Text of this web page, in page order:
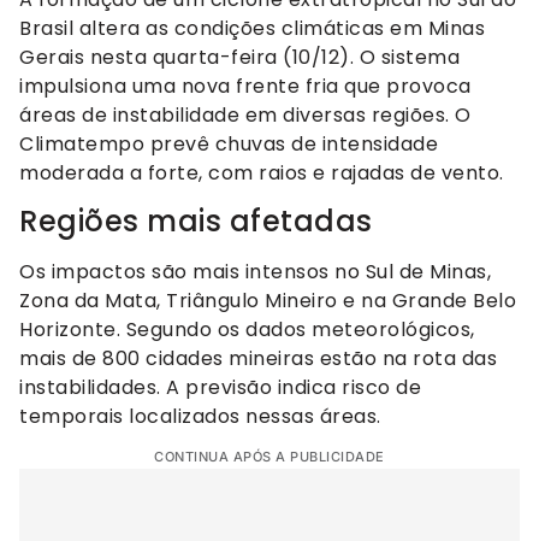
Brasil altera as condições climáticas em Minas
Gerais nesta quarta-feira (10/12). O sistema
impulsiona uma nova frente fria que provoca
áreas de instabilidade em diversas regiões. O
Climatempo prevê chuvas de intensidade
moderada a forte, com raios e rajadas de vento.
Regiões mais afetadas
Os impactos são mais intensos no Sul de Minas,
Zona da Mata, Triângulo Mineiro e na Grande Belo
Horizonte. Segundo os dados meteorológicos,
mais de 800 cidades mineiras estão na rota das
instabilidades. A previsão indica risco de
temporais localizados nessas áreas.
CONTINUA APÓS A PUBLICIDADE